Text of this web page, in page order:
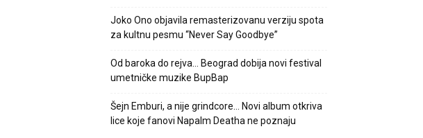
Joko Ono objavila remasterizovanu verziju spota
za kultnu pesmu “Never Say Goodbye”
Od baroka do rejva… Beograd dobija novi festival
umetničke muzike BupBap
Šejn Emburi, a nije grindcore… Novi album otkriva
lice koje fanovi Napalm Deatha ne poznaju